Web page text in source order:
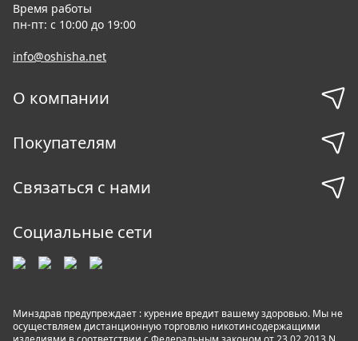
Время работы
пн-пт: с 10:00 до 19:00
info@oshisha.net
О компании
Покупателям
Связаться с нами
Социальные сети
Минздрав предупреждает : курение вредит вашему здоровью. Мы не
осуществляем дистанционную торговлю никотинсодержащими